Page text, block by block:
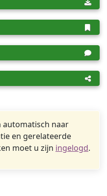
automatisch naar
en gerelateerde
moet u zijn ingelogd.